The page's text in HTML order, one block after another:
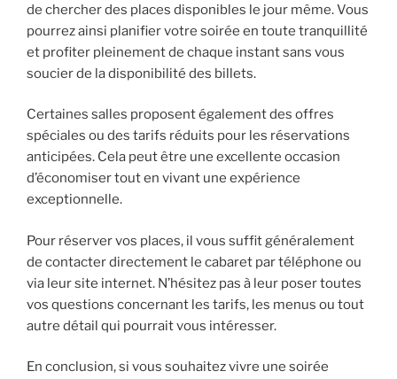
de chercher des places disponibles le jour même. Vous
pourrez ainsi planifier votre soirée en toute tranquillité
et profiter pleinement de chaque instant sans vous
soucier de la disponibilité des billets.
Certaines salles proposent également des offres
spéciales ou des tarifs réduits pour les réservations
anticipées. Cela peut être une excellente occasion
d’économiser tout en vivant une expérience
exceptionnelle.
Pour réserver vos places, il vous suffit généralement
de contacter directement le cabaret par téléphone ou
via leur site internet. N’hésitez pas à leur poser toutes
vos questions concernant les tarifs, les menus ou tout
autre détail qui pourrait vous intéresser.
En conclusion, si vous souhaitez vivre une soirée